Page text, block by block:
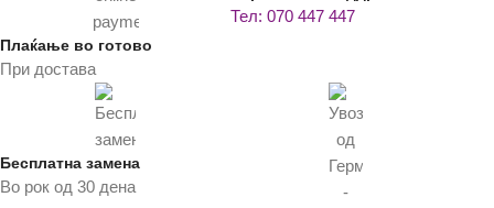
Плаќање во готово
При достава
Тел: 070 447 447
Бесплатна замена
Во рок од 30 дена